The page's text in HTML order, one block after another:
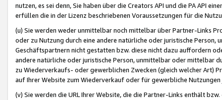
nutzen, es sei denn, Sie haben über die Creators API und die PA API
erfüllen die in der Lizenz beschriebenen Voraussetzungen für die
(u) Sie werden weder unmittelbar noch mittelbar über Partner-Links
oder zu Nutzung durch eine andere natürliche oder juristische
Geschäftspartnern nicht gestatten bzw. diese nicht dazu auffordern
andere natürliche oder juristische Person, unmittelbar oder mittelbar
zu Wiederverkaufs- oder gewerblichen Zwecken (gleich welcher Art)
auf Ihrer Website zum Wiederverkauf oder für gewerbliche
(v) Sie werden die URL Ihrer Website, die die Partner-Links enthält